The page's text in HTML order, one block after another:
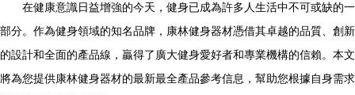
在健康意識日益增強的今天，健身已成為許多人生活中不可或缺的一
部分。作為健身領域的知名品牌，康林健身器材憑借其卓越的品質、創新
的設計和全面的產品線，贏得了廣大健身愛好者和專業機構的信賴。本文
將為您提供康林健身器材的最新最全產品參考信息，幫助您根據自身需求